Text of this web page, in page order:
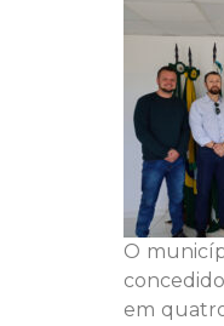
O
em